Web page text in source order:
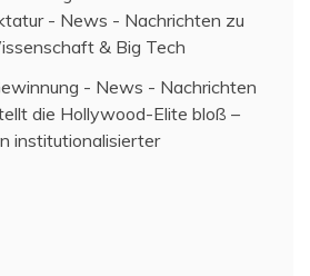
- News - Nachrichten zu
& Big Tech
- News - Nachrichten
die Hollywood-Elite bloß –
institutionalisierter